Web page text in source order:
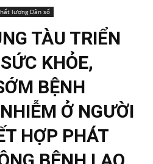
lượng Dân số
TÀU TRIỂN
KHỎE,
BỆNH
Ở NGƯỜI
HỢP PHÁT